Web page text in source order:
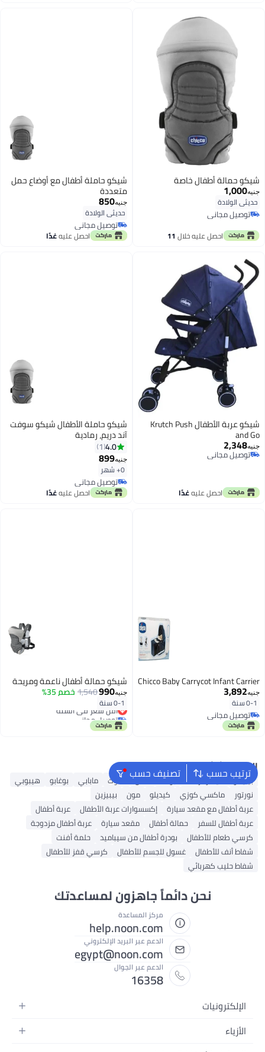
شيكو حمالة أطفال خاصة
جنيه1,000
حديثي الولادة
توصيل مجاني
توصيل مجاني
احصل عليه خلال 11
شيكو حاملة أطفال مع أوضاع حمل
متعددة
جنيه850
حديثي الولادة
توصيل مجاني
توصيل مجانياحصل عليهغدًا
شيكو عربة الأطفال Krutch Push
and Go
جنيه2,348
توصيل مجاني
توصيل مجاني
احصل عليهغدًا
شيكو حاملة الأطفال شيكو سوفت
آند دريم، رمادية
4.0
1
جنيه899
0+ شهر
توصيل مجاني
توصيل مجانياحصل عليهغدًا
Chicco Baby Carrycot Infant Carrier
جنيه3,892
0-1 سنة
توصيل مجاني
توصيل مجاني
شيكو حمالة أطفال ناعمة ومريحة
جنيه990
1,540خصم 35%
0-1 سنةأقل سعر في السنة
توصيل مجاني
أقل سعر في السنة
ترتيب حسب تصنيف حسب البحث الشائع
بيليكو كيندركرافت بوكلا ماس هاوك مابابي بوغابو
هيبوبي
نورتور
ماكسي كوزي كيديلو مون
بيبيزين
عربة أطفال مع مقعد سيارة
إكسسوارات عربة الأطفال
عربة أطفال
عربة أطفال للسفر
حمالة أطفال مقعد سيارة
عربة أطفال مزدوجة
كرسي طعام للأطفال
بودرة أطفال من سيباميد
حلمة أفنت
شفاط أنف للأطفال
غسول للجسم للأطفال
كرسي قفز للأطفال
شفاط حليب كهربائي
نحن دائماً جاهزون لمساعدتك
مركز المساعدة
help.noon.com
الدعم عبر البريد الإلكتروني
egypt@noon.com
الدعم عبر الجوال
16358
الإلكترونيات
الهواتف المتحركة
الأزياء